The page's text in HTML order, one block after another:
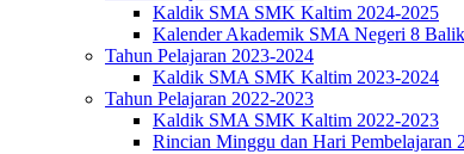
Kaldik SMA SMK Kaltim 2024-2025
Kalender Akademik SMA Negeri 8
Tahun Pelajaran 2023-2024
Kaldik SMA SMK Kaltim 2023-2024
Tahun Pelajaran 2022-2023
Kaldik SMA SMK Kaltim 2022-2023
Rincian Minggu dan Hari Pembelajaran